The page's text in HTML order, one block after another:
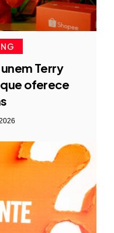
Terry
oferece